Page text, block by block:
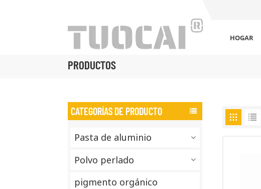
HOGAR
PRODUCTOS
CATEGORÍAS DE PRODUCTO
Pasta de aluminio
Polvo perlado
pigmento orgánico